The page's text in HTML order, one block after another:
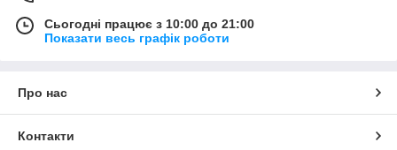
Сьогодні працює з 10:00 до 21:00
Показати весь графік роботи
Про нас
Контакти